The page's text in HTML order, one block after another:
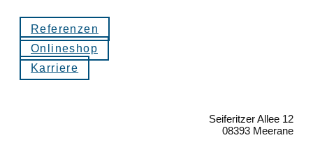
Referenzen
Onlineshop
Karriere
Seiferitzer Allee 12
08393 Meerane